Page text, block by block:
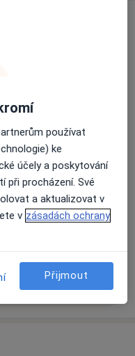
není aktivní
na pojišťovnu
používat
ke
účely a poskytování
při procházení. Své
a aktualizovat v
v zásadách ochrany
Přijmout